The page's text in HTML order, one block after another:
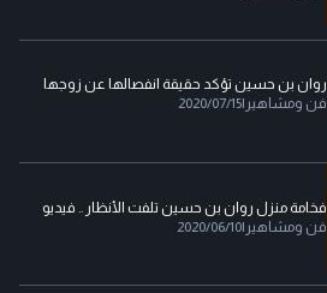
روان بن حسين تؤكد حقيقة انفصالها عن زوجها
فن ومشاهير |
2020/07/15
فخامة منزل روان بن حسين تلفت الأنظار .. فيديو
فن ومشاهير |
2020/06/10